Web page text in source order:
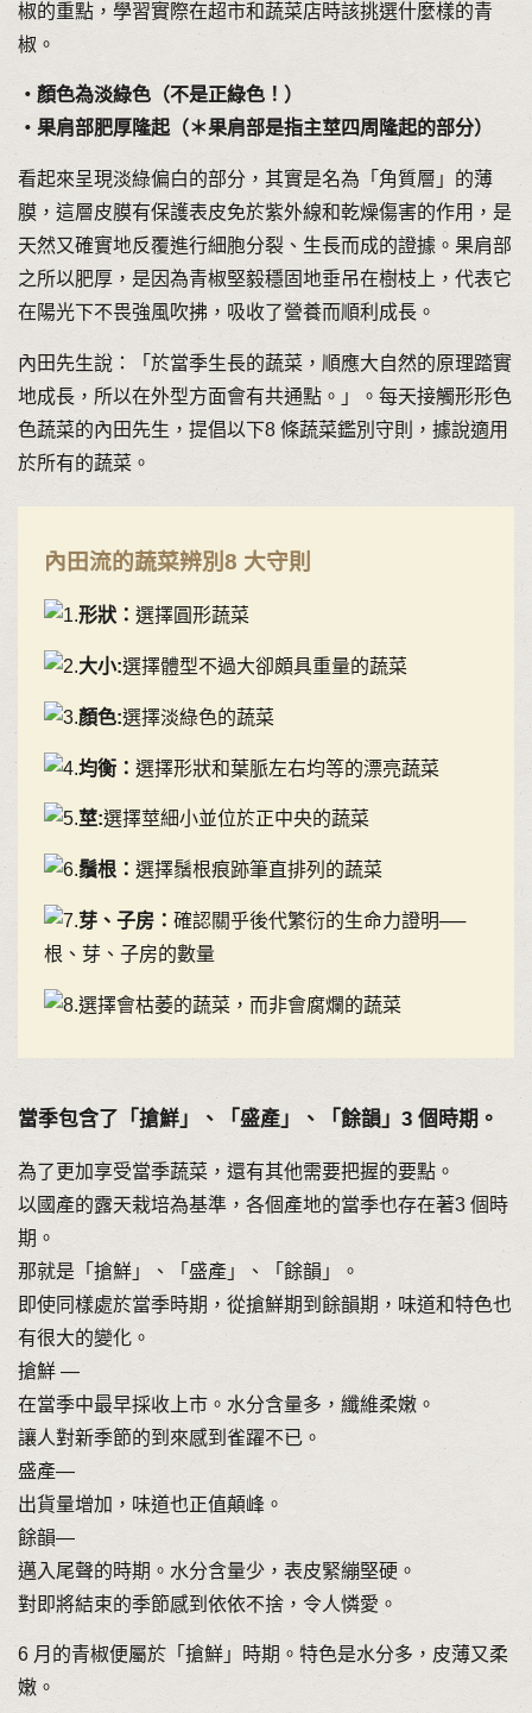
椒的重點，學習實際在超市和蔬菜店時該挑選什麼樣的青
椒。
・顏色為淡綠色（不是正綠色！）
・果肩部肥厚隆起（＊果肩部是指主莖四周隆起的部分）
看起來呈現淡綠偏白的部分，其實是名為「角質層」的薄
膜，這層皮膜有保護表皮免於紫外線和乾燥傷害的作用，是
天然又確實地反覆進行細胞分裂、生長而成的證據。果肩部
之所以肥厚，是因為青椒堅毅穩固地垂吊在樹枝上，代表它
在陽光下不畏強風吹拂，吸收了營養而順利成長。
內田先生說：「於當季生長的蔬菜，順應大自然的原理踏實
地成長，所以在外型方面會有共通點。」。每天接觸形形色
色蔬菜的內田先生，提倡以下8 條蔬菜鑑別守則，據說適用
於所有的蔬菜。
內田流的蔬菜辨別8 大守則
形狀：選擇圓形蔬菜
大小:選擇體型不過大卻頗具重量的蔬菜
顏色:選擇淡綠色的蔬菜
均衡：選擇形狀和葉脈左右均等的漂亮蔬菜
莖:選擇莖細小並位於正中央的蔬菜
鬚根：選擇鬚根痕跡筆直排列的蔬菜
芽、子房：確認關乎後代繁衍的生命力證明──
根、芽、子房的數量
選擇會枯萎的蔬菜，而非會腐爛的蔬菜
當季包含了「搶鮮」、「盛產」、「餘韻」3 個時期。
為了更加享受當季蔬菜，還有其他需要把握的要點。
以國產的露天栽培為基準，各個產地的當季也存在著3 個時
期。
那就是「搶鮮」、「盛產」、「餘韻」。
即使同樣處於當季時期，從搶鮮期到餘韻期，味道和特色也
有很大的變化。
搶鮮 ―
在當季中最早採收上市。水分含量多，纖維柔嫩。
讓人對新季節的到來感到雀躍不已。
盛產―
出貨量增加，味道也正值顛峰。
餘韻―
邁入尾聲的時期。水分含量少，表皮緊繃堅硬。
對即將結束的季節感到依依不捨，令人憐愛。
6 月的青椒便屬於「搶鮮」時期。特色是水分多，皮薄又柔
嫩。